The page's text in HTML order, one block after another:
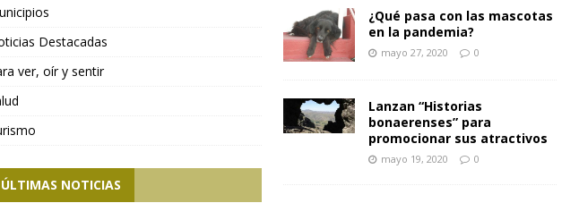
Destacadas
ver, oír y sentir
ÚLTIMAS NOTICIAS
¿Qué pasa con las mascotas
en la pandemia?
mayo 27, 2020 0
Lanzan “Historias
bonaerenses” para
promocionar sus atractivos
mayo 19, 2020 0